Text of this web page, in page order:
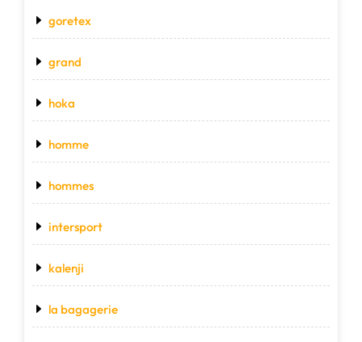
goretex
grand
hoka
homme
hommes
intersport
kalenji
la bagagerie